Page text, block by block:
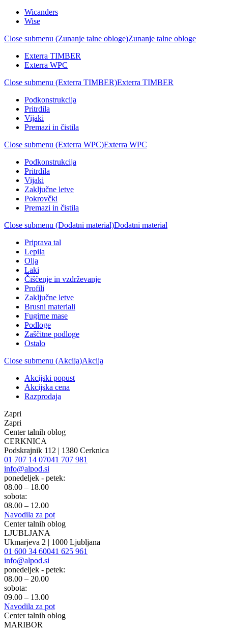
Wicanders
Wise
Close submenu (Zunanje talne obloge)Zunanje talne obloge
Exterra TIMBER
Exterra WPC
Close submenu (Exterra TIMBER)Exterra TIMBER
Podkonstrukcija
Pritrdila
Vijaki
Premazi in čistila
Close submenu (Exterra WPC)Exterra WPC
Podkonstrukcija
Pritrdila
Vijaki
Zaključne letve
Pokrovčki
Premazi in čistila
Close submenu (Dodatni material)Dodatni material
Priprava tal
Lepila
Olja
Laki
Čiščenje in vzdrževanje
Profili
Zaključne letve
Brusni materiali
Fugirne mase
Podloge
Zaščitne podloge
Ostalo
Close submenu (Akcija)Akcija
Akcijski popust
Akcijska cena
Razprodaja
Zapri
Zapri
Center talnih oblog
CERKNICA
Podskrajnik 112 | 1380 Cerknica
01 707 14 07041 707 981
info@alpod.si
ponedeljek - petek:
08.00 – 18.00
sobota:
08.00 – 12.00
Navodila za pot
Center talnih oblog
LJUBLJANA
Ukmarjeva 2 | 1000 Ljubljana
01 600 34 60041 625 961
info@alpod.si
ponedeljek - petek:
08.00 – 20.00
sobota:
09.00 – 13.00
Navodila za pot
Center talnih oblog
MARIBOR